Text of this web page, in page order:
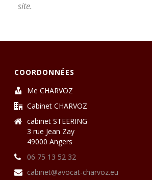
site.
COORDONNÉES
Me CHARVOZ
Cabinet CHARVOZ
cabinet STEERING
3 rue Jean Zay
49000 Angers
06 75 13 52 32
cabinet@avocat-charvoz.eu